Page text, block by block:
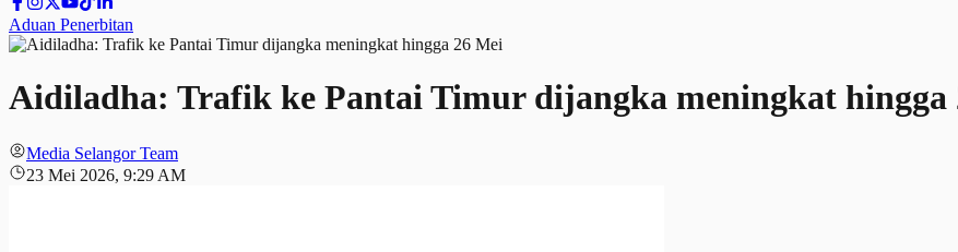
Aduan Penerbitan
Aidiladha: Trafik ke Pantai Timur dijangka meningkat hingga
Media Selangor Team
23 Mei 2026, 9:29 AM